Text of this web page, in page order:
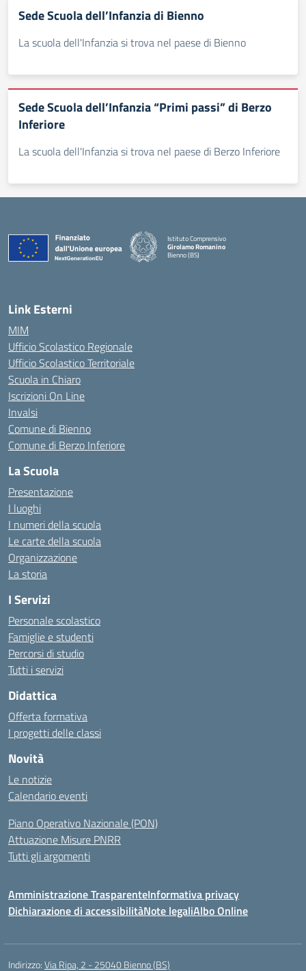
Sede Scuola dell’Infanzia di Bienno
La scuola dell'Infanzia si trova nel paese di Bienno
Sede Scuola dell’Infanzia “Primi passi” di Berzo
Inferiore
La scuola dell'Infanzia si trova nel paese di Berzo Inferiore
Istituto Comprensivo
Girolamo Romanino
Bienno (BS)
Link Esterni
MIM
Ufficio Scolastico Regionale
Ufficio Scolastico Territoriale
Scuola in Chiaro
Iscrizioni On Line
Invalsi
Comune di Bienno
Comune di Berzo Inferiore
La Scuola
Presentazione
I luoghi
I numeri della scuola
Le carte della scuola
Organizzazione
La storia
I Servizi
Personale scolastico
Famiglie e studenti
Percorsi di studio
Tutti i servizi
Didattica
Offerta formativa
I progetti delle classi
Novità
Le notizie
Calendario eventi
Piano Operativo Nazionale (PON)
Attuazione Misure PNRR
Tutti gli argomenti
Amministrazione TrasparenteInformativa privacy
Dichiarazione di accessibilitàNote legaliAlbo Online
Indirizzo:Via Ripa, 2 - 25040 Bienno (BS)